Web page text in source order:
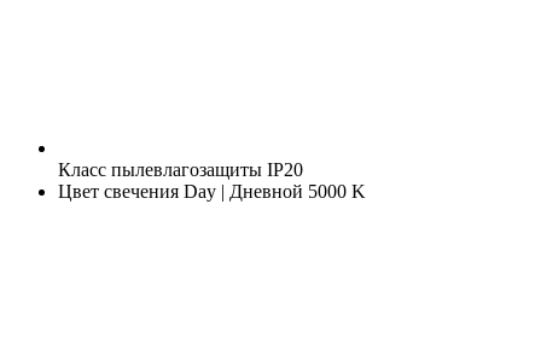
Класс пылевлагозащиты IP20
Цвет свечения Day | Дневной 5000 K